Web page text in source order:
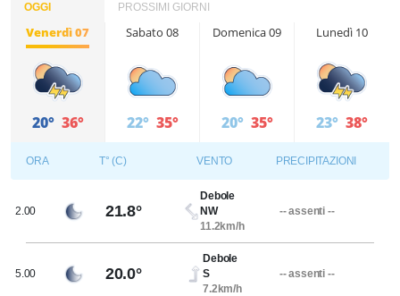
OGGI PROSSIMI GIORNI
Venerdì 07
20° 36°
Sabato 08
22° 35°
Domenica 09
20° 35°
Lunedì 10
23° 38°
ORA T° (C) VENTO PRECIPITAZIONI
2.00 21.8°
Debole
NW
11.2km/h
-- assenti --
5.00 20.0°
Debole
S
7.2km/h
-- assenti --